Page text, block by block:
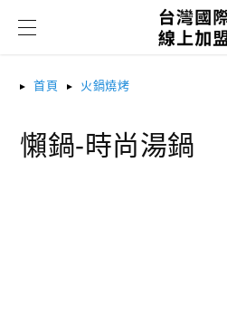
首頁 火鍋燒烤
懶鍋-時尚湯鍋